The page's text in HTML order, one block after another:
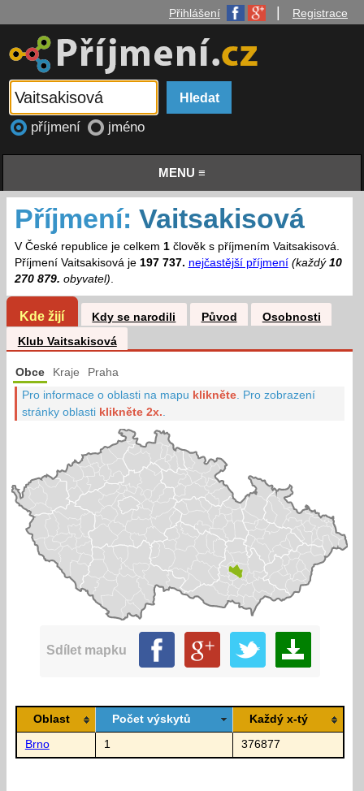
Přihlášení Registrace
příjmení jméno
MENU ≡
Příjmení: Vaitsakisová
V České republice je celkem 1člověk s příjmením Vaitsakisová.
Příjmení Vaitsakisová je 197 737. nejčastější příjmení (každý 10
270 879. obyvatel).
Kde žijí Kdy se narodili Původ
Osobnosti
Klub Vaitsakisová
Obce Kraje Praha
Pro informace o oblasti na mapu klikněte Pro zobrazení
stránky oblasti klikněte 2x.
Sdílet mapku
Oblast Počet výskytů Každý x-tý
Brno 1 376877